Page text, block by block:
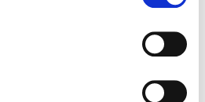
in una pirofila, aggiungete
di parmigiano
15 minuti, deve dorarsi